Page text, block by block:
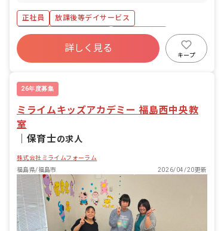
正社員
放課後等デイサービス
寮・住宅・家賃補助あり
社会保険完備
福利厚生充実
退職金制度
詳しく見る
キープ
26年度募集
ミライムキッズアカデミー 福島西中央教
室
保育士の求人
株式会社ミライムフォーラム
福島県/福島市
2026/04/20更新